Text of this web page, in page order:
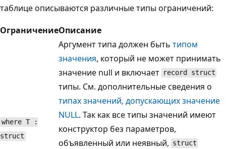
таблице описываются различные типы ограничений:
ОграничениеОписание
where T :
struct
Аргумент типа должен быть типом
значения, который не может принимать
значение null и включает record struct
типы. См. дополнительные сведения о
типах значений, допускающих значение
NULL. Так как все типы значений имеют
конструктор без параметров,
объявленный или неявный, struct